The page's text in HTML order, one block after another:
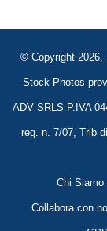
© Copyright
Stock Photos
ADV SRLS P.IVA
reg. n. 7/07, Trib
Chi Siamo
Collabora con